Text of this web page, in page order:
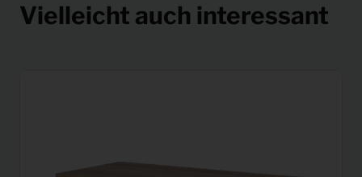
Vielleicht auch interessant